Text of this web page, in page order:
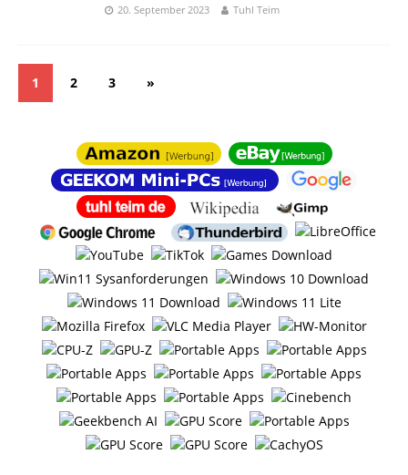
20. September 2023 Tuhl Teim
1 2 3 »